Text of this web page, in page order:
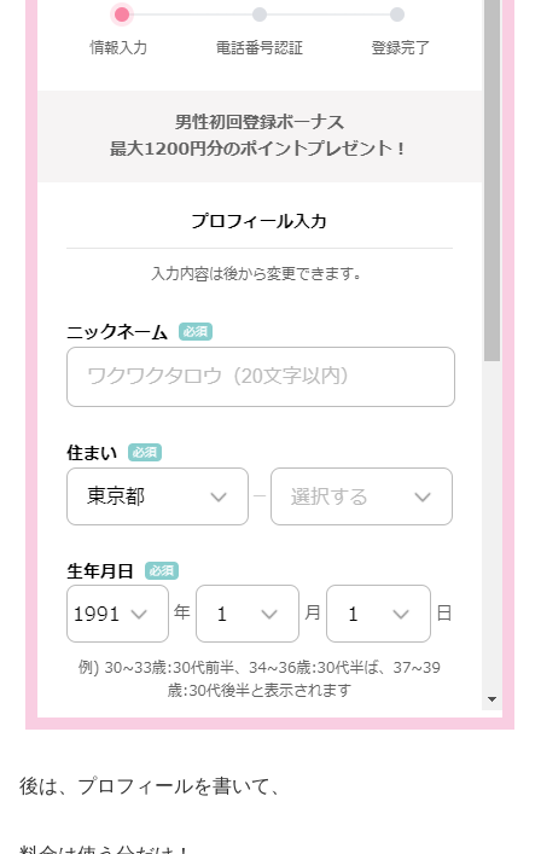
後は、プロフィールを書いて、